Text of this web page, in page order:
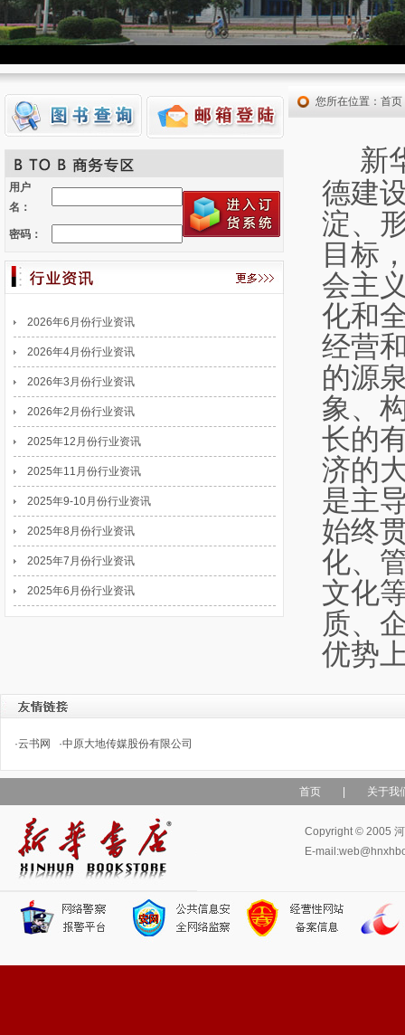
用户
名：
密码：
2026年6月份行业资讯
2026年4月份行业资讯
2026年3月份行业资讯
2026年2月份行业资讯
2025年12月份行业资讯
2025年11月份行业资讯
2025年9-10月份行业资讯
2025年8月份行业资讯
2025年7月份行业资讯
2025年6月份行业资讯
您所在位置： 首页
新
德建
淀、
目标
会主
化和
经营
的源
象、
长的
济的
是主
始终
化、
文化
质、
优势
·云书网 ·中原大地传媒股份有限公司
首页| 关于我
Copyright © 2005
E-